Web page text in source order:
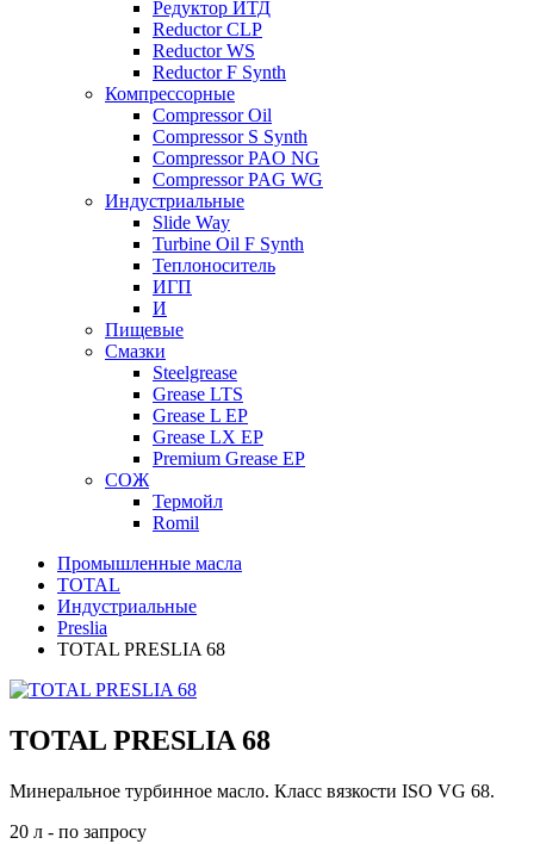
Редуктор ИТД
Reductor CLP
Reductor WS
Reductor F Synth
Компрессорные
Compressor Oil
Compressor S Synth
Compressor PAO NG
Compressor PAG WG
Индустриальные
Slide Way
Turbine Oil F Synth
Теплоноситель
ИГП
И
Пищевые
Смазки
Steelgrease
Grease LTS
Grease L EP
Grease LX EP
Premium Grease EP
СОЖ
Термойл
Romil
Промышленные масла
TOTAL
Индустриальные
Preslia
TOTAL PRESLIA 68
TOTAL PRESLIA 68
Минеральное турбинное масло. Класс вязкости ISO VG 68.
20 л - по запросу